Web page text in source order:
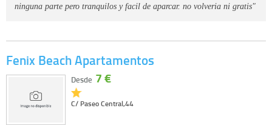
ninguna parte pero tranquilos y facil de aparcar. no volveria ni gratis"
Fenix Beach Apartamentos
C/ Paseo Central,44
Desde 7 €